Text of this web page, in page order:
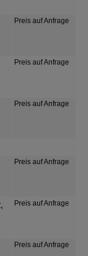
Preis auf Anfrage
Preis auf Anfrage
Preis auf Anfrage
Preis auf Anfrage
Preis auf Anfrage
Preis auf Anfrage